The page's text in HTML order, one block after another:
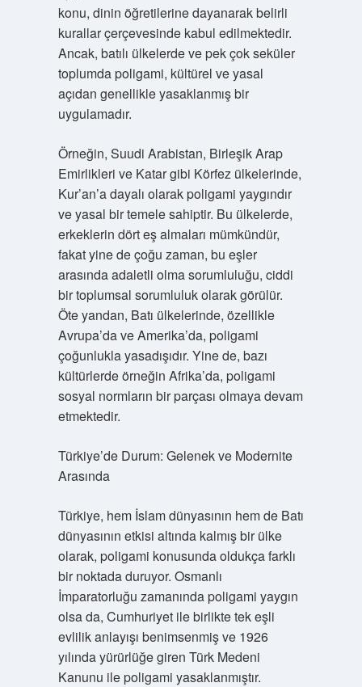
konu, dinin öğretilerine dayanarak belirli
kurallar çerçevesinde kabul edilmektedir.
Ancak, batılı ülkelerde ve pek çok seküler
toplumda poligami, kültürel ve yasal
açıdan genellikle yasaklanmış bir
uygulamadır.
Örneğin, Suudi Arabistan, Birleşik Arap
Emirlikleri ve Katar gibi Körfez ülkelerinde,
Kur’an’a dayalı olarak poligami yaygındır
ve yasal bir temele sahiptir. Bu ülkelerde,
erkeklerin dört eş almaları mümkündür,
fakat yine de çoğu zaman, bu eşler
arasında adaletli olma sorumluluğu, ciddi
bir toplumsal sorumluluk olarak görülür.
Öte yandan, Batı ülkelerinde, özellikle
Avrupa’da ve Amerika’da, poligami
çoğunlukla yasadışıdır. Yine de, bazı
kültürlerde örneğin Afrika’da, poligami
sosyal normların bir parçası olmaya devam
etmektedir.
Türkiye’de Durum: Gelenek ve Modernite
Arasında
Türkiye, hem İslam dünyasının hem de Batı
dünyasının etkisi altında kalmış bir ülke
olarak, poligami konusunda oldukça farklı
bir noktada duruyor. Osmanlı
İmparatorluğu zamanında poligami yaygın
olsa da, Cumhuriyet ile birlikte tek eşli
evlilik anlayışı benimsenmiş ve 1926
yılında yürürlüğe giren Türk Medeni
Kanunu ile poligami yasaklanmıştır.